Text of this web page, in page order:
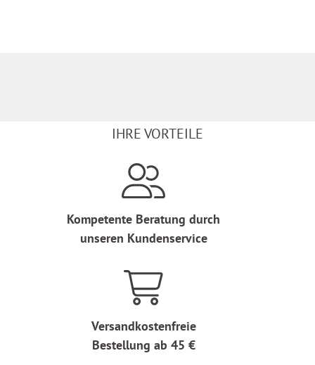
IHRE VORTEILE
Kompetente Beratung durch
unseren Kundenservice
Versandkostenfreie
Bestellung ab 45 €